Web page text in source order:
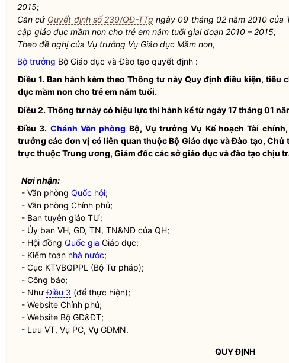
2015;
Căn cứ Quyết định số 239/QĐ-TTg ngày 09 tháng 02 năm 2010 của
cập giáo dục mầm non cho trẻ em năm tuổi giai đoạn 2010 – 2015;
Theo đề nghị của Vụ trưởng Vụ Giáo dục Mầm non,
Bộ trưởng Bộ Giáo dục và Đào tạo quyết định :
Điều 1.Ban hành kèm theo Thông tư này Quy định điều kiện, tiêu
dục mầm non cho trẻ em năm tuổi.
Điều 2.Thông tư này có hiệu lực thi hành kể từ ngày 17 tháng 01
Điều 3. Chánh Văn phòng Bộ, Vụ trưởng Vụ Kế hoạch Tài
trưởng các đơn vị có liên quan thuộc Bộ Giáo dục và Đào tạo, Chủ
trực thuộc Trung ương, Giám đốc các sở giáo dục và đào tạo chịu
Nơi nhận:
- Văn phòngQuốc hội;
- Văn phòng Chính phủ;
- Ban tuyên giáo TƯ;
- Ủy ban VH, GD, TN, TN&NĐ của QH;
- Hội đồngQuốc gia Giáo dục;
- Kiểm toán nhà nước;
- Cục KTVBQPPL (Bộ Tư pháp);
- Công báo;
- NhưĐiều 3 (để thực hiện);
- Website Chính phủ;
- Website Bộ GD&ĐT;
- Lưu VT, Vụ PC, Vụ GDMN.
QUY ĐỊNH